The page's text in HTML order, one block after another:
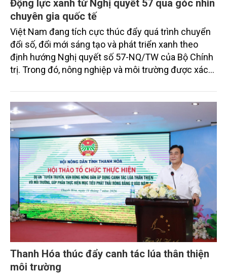
Động lực xanh từ Nghị quyết 57 qua góc nhìn
chuyên gia quốc tế
Việt Nam đang tích cực thúc đẩy quá trình chuyển
đổi số, đổi mới sáng tạo và phát triển xanh theo
định hướng Nghị quyết số 57-NQ/TW của Bộ Chính
trị. Trong đó, nông nghiệp và môi trường được xác
sắc bởi các tiến bộ công nghệ và cam kết bền vững
toàn cầu, đặc biệt là mục tiêu đưa phát thải ròng
bằng 0 (Net-Zero) vào năm 2050.
Thanh Hóa thúc đẩy canh tác lúa thân thiện
môi trường